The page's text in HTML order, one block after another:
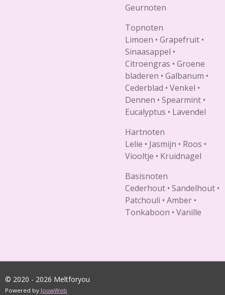
Geurnoten
Topnoten
Limoen • Grapefruit •
Sinaasappel •
Citroengras • Groene
bladeren • Galbanum •
Cederblad • Venkel •
Dennen • Spearmint •
Eucalyptus • Lavendel
Hartnoten
Lelie • Jasmijn • Roos •
Viooltje • Kruidnagel
Basisnoten
Cederhout • Sandelhout •
Patchouli • Amber •
Tonkaboon • Vanille
© 2020 - 2026 Meltforyou
Powered by JouwWeb